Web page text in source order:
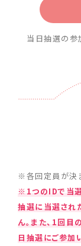
当日抽選の参
※各回定員が決ま
※1つのIDで当選
抽選に当選され
ん。また、1回
日抽選にご参加